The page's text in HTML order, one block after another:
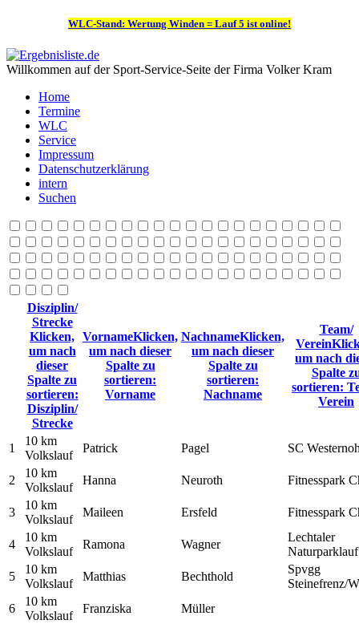
WLC-Stand: Wertung Winden = Lauf 5 ist online!
Willkommen auf der Sport-Service-Seite der Firma Volker Kram
Home
Termine
WLC
Service
Impressum
Datenschutzerklärung
intern
Suchen
Disziplin/
Strecke
Klicken,
um nach
dieser
Spalte zu
sortieren:
Disziplin/
Strecke
VornameKlicken,
um nach dieser
Spalte zu
sortieren:
Vorname
NachnameKlicken,
um nach dieser
Spalte zu
sortieren:
Nachname
Team/
Verein
um nach
Spalte
sortieren:
Verein
1
10 km
Volkslauf
Patrick Pagel SC
2
10 km
Volkslauf
Hanna Neuroth Fitnesspark
3
10 km
Volkslauf
Maileen Ersfeld Fitnesspark
4
10 km
Volkslauf
Ramona Wagner
Lechtaler
Naturparklauf
5
10 km
Volkslauf
Matthias Bechthold
Spvgg
Steinefrenz/
6
10 km
Volkslauf
Franziska Müller